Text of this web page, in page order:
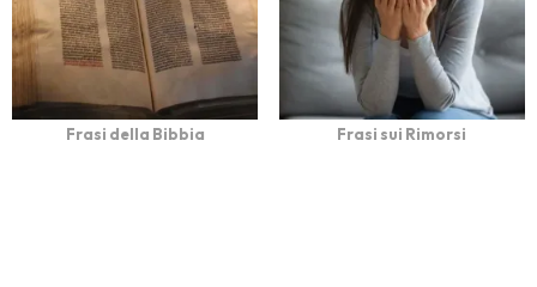
Frasi della Bibbia Frasi sui Rimorsi